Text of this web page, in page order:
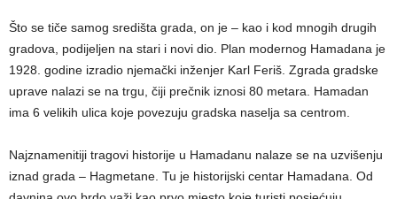
Što se tiče samog središta grada, on je – kao i kod mnogih drugih
gradova, podijeljen na stari i novi dio. Plan modernog Hamadana je
1928. godine izradio njemački inženjer Karl Feriš. Zgrada gradske
uprave nalazi se na trgu, čiji prečnik iznosi 80 metara. Hamadan
ima 6 velikih ulica koje povezuju gradska naselja sa centrom.
Najznamenitiji tragovi historije u Hamadanu nalaze se na uzvišenju
iznad grada – Hagmetane. Tu je historijski centar Hamadana. Od